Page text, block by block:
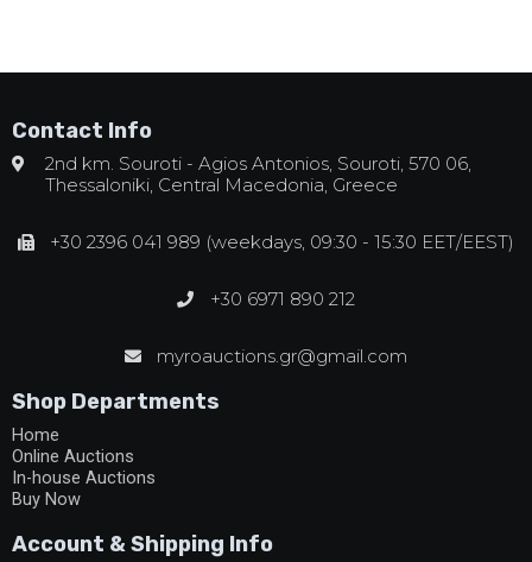
Contact Info
2nd km. Souroti - Agios Antonios, Souroti, 570 06,
Thessaloniki, Central Macedonia, Greece
+30 2396 041 989 (weekdays, 09:30 - 15:30 EET/EEST)
+30 6971 890 212
myroauctions.gr@gmail.com
Shop Departments
Home
Online Auctions
In-house Auctions
Buy Now
Account & Shipping Info